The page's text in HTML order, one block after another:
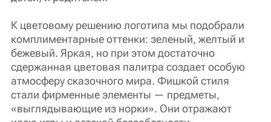
К цветовому решению логотипа мы подобрали
комплиментарные оттенки: зеленый, желтый и
бежевый. Яркая, но при этом достаточно
сдержанная цветовая палитра создает особую
атмосферу сказочного мира. Фишкой стиля
стали фирменные элементы — предметы,
«выглядывающие из норки». Они отражают